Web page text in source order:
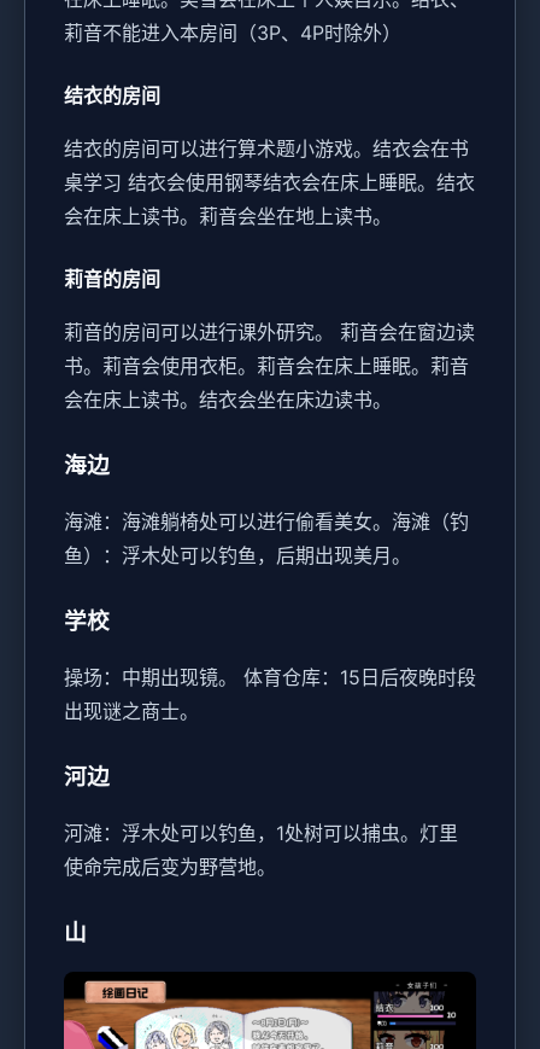
莉音不能进入本房间（3P、4P时除外）
结衣的房间
结衣的房间可以进行算术题小游戏。 结衣会在书
桌学习 结衣会使用钢琴结衣会在床上睡眠。 结衣
会在床上读书。 莉音会坐在地上读书。
莉音的房间
莉音的房间可以进行课外研究。
莉音会在窗边读
书。 莉音会使用衣柜。 莉音会在床上睡眠。 莉音
会在床上读书。 结衣会坐在床边读书。
海边
海滩：海滩躺椅处可以进行偷看美女。 海滩（钓
鱼）：浮木处可以钓鱼，后期出现美月。
学校
操场：中期出现镜。
体育仓库：15日后夜晚时段
出现谜之商士。
河边
河滩：浮木处可以钓鱼，1处树可以捕虫。灯里
使命完成后变为野营地。
山